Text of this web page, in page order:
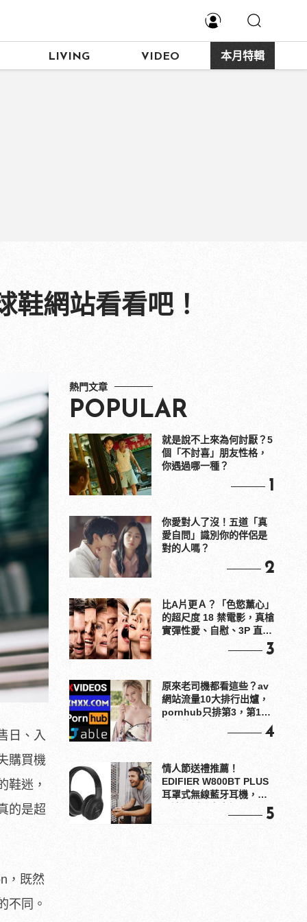
LIVING VIDEO 本月特輯
網站看看吧！
日、入
購買機
鞋迷，
的是超
，既然
不同。
熱門文章
POPULAR
就是說不上來為何討厭？5
個「不討喜」朋友性格，
你遇過哪一種？
1
你愛對人了沒！五道「真
愛自問」識別你的伴侶是
對的人嗎？
2
比A片更Ａ？「色慾薰心」
的超尺度 18 禁電影，真槍
實彈性愛、自慰、3P 直接
3
原來老司機都看這些？av
網站流量10大排行出爐，
pornhub只排第3，第1名
4
情人節送禮推薦！
EDIFIER W800BT PLUS
耳罩式無線藍牙耳機，在
5